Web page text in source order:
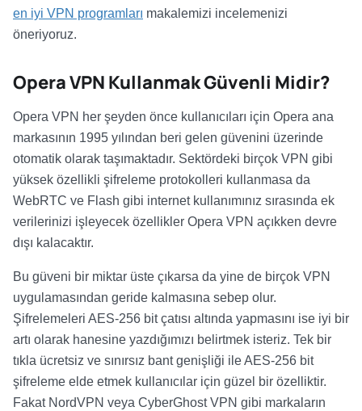
en iyi VPN programları makalemizi incelemenizi
öneriyoruz.
Opera VPN Kullanmak Güvenli Midir?
Opera VPN her şeyden önce kullanıcıları için Opera ana
markasının 1995 yılından beri gelen güvenini üzerinde
otomatik olarak taşımaktadır. Sektördeki birçok VPN gibi
yüksek özellikli şifreleme protokolleri kullanmasa da
WebRTC ve Flash gibi internet kullanımınız sırasında ek
verilerinizi işleyecek özellikler Opera VPN açıkken devre
dışı kalacaktır.
Bu güveni bir miktar üste çıkarsa da yine de birçok VPN
uygulamasından geride kalmasına sebep olur.
Şifrelemeleri AES-256 bit çatısı altında yapmasını ise iyi bir
artı olarak hanesine yazdığımızı belirtmek isteriz. Tek bir
tıkla ücretsiz ve sınırsız bant genişliği ile AES-256 bit
şifreleme elde etmek kullanıcılar için güzel bir özelliktir.
Fakat NordVPN veya CyberGhost VPN gibi markaların